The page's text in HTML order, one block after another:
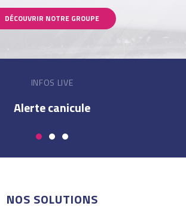
DÉCOUVRIR NOTRE GROUPE
INFOS LIVE
Alternance : voie royale
NOS SOLUTIONS